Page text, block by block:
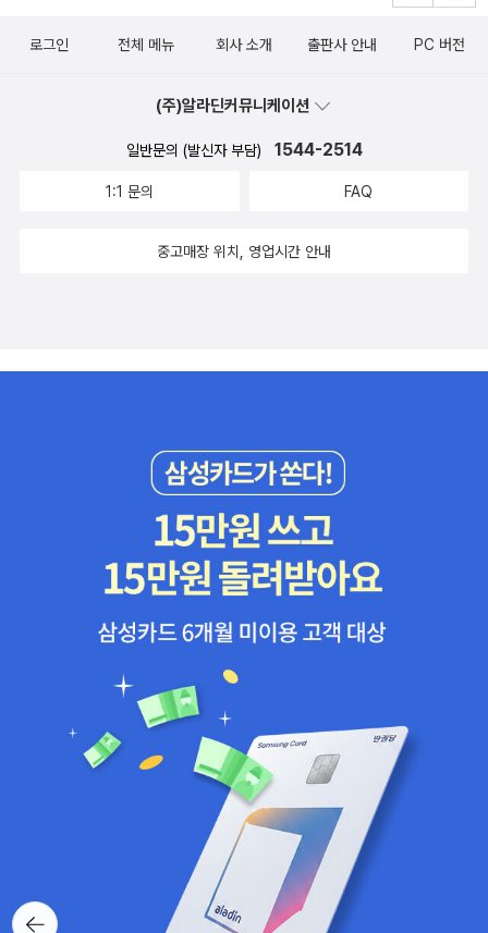
속 원폭의 비극을 생생하게 묘사한다. <세상의 모든 공식>과 같이 읽
신나고 재미있는 만화책을 읽으면서 편히 뒹굴고 싶은데, 일이 없으
은 책은 또 가득 쌓아뒀지만. 아, 그러고보니 책바구니를 들여와야 하
치닫던 바쁜 건 한꺼풀 내려앉은 느낌이고. 열심히 읽어대던 책도 마
무리 되어가고 있고. 이제 슬슬 또 다른 책을 살펴봐야하는데.
잼,은 본적이 없어서. 그래도 왠지 재미있을 것 같다. 오늘 점심은 김
뒤로가
기
로그인 전체 메뉴 회사 소개 출판사 안내 PC 버전
(주)알라딘커뮤니케이션
일반문의 (발신자 부담) 1544-2514
1:1 문의 FAQ
중고매장 위치, 영업시간 안내